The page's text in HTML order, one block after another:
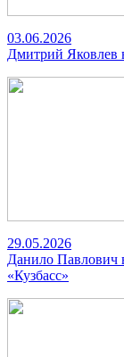
03.06.2026
Дмитрий Яковлев
29.05.2026
Данило Павлович
«Кузбасс»